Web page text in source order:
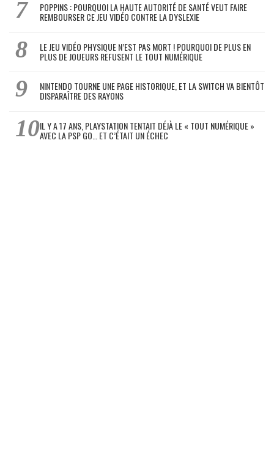
POPPINS : POURQUOI LA HAUTE AUTORITÉ DE SANTÉ VEUT FAIRE
REMBOURSER CE JEU VIDÉO CONTRE LA DYSLEXIE
LE JEU VIDÉO PHYSIQUE N’EST PAS MORT ! POURQUOI DE PLUS EN
PLUS DE JOUEURS REFUSENT LE TOUT NUMÉRIQUE
NINTENDO TOURNE UNE PAGE HISTORIQUE, ET LA SWITCH VA BIENTÔT
DISPARAÎTRE DES RAYONS
IL Y A 17 ANS, PLAYSTATION TENTAIT DÉJÀ LE « TOUT NUMÉRIQUE »
AVEC LA PSP GO… ET C’ÉTAIT UN ÉCHEC